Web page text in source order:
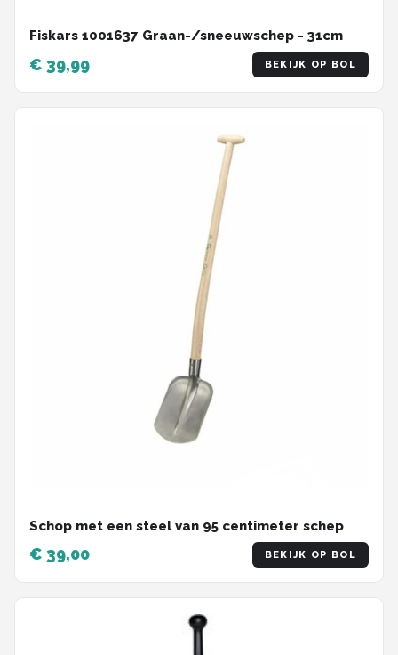
Fiskars 1001637 Graan-/sneeuwschep - 31cm
€ 39,99 BEKIJK OP BOL
Schop met een steel van 95 centimeter schep
€ 39,00 BEKIJK OP BOL